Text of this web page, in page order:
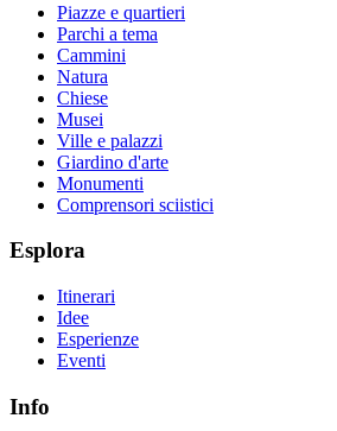
Piazze e quartieri
Parchi a tema
Cammini
Natura
Chiese
Musei
Ville e palazzi
Giardino d'arte
Monumenti
Comprensori sciistici
Esplora
Itinerari
Idee
Esperienze
Eventi
Info